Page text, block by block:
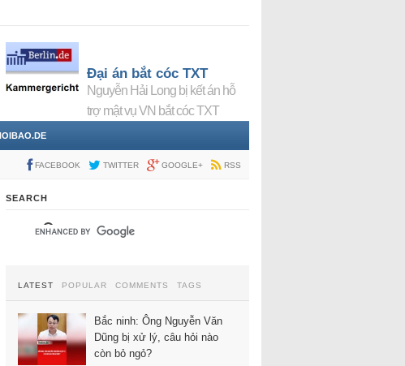
Đại án bắt cóc TXT
Nguyễn Hải Long bị kết án hỗ
trợ mật vụ VN bắt cóc TXT
FACEBOOK TWITTER GOOGLE+ RSS
SEARCH
LATEST POPULAR COMMENTS TAGS
Bắc ninh: Ông Nguyễn Văn
Dũng bị xử lý, câu hỏi nào
còn bỏ ngỏ?